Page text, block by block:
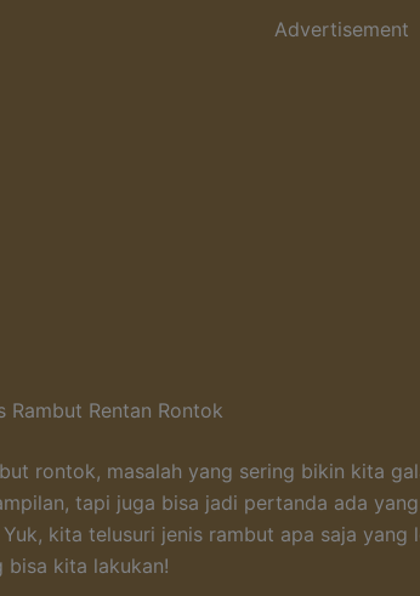
Advertisement
Rambut Rentan Rontok
rontok, masalah yang sering bikin kita
tapi juga bisa jadi pertanda ada
kita telusuri jenis rambut apa saja yang
bisa kita lakukan!